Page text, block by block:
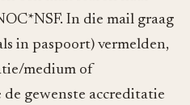
In die mail graag
in paspoort) vermelden,
medium of
de gewenste accreditatie